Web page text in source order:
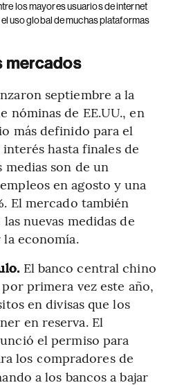
los mayores usuarios de internet
uso global de muchas plataformas
mercados
septiembre a la
nóminas de EE.UU., en
más definido para el
hasta finales de
medias son de un
en agosto y una
El mercado también
nuevas medidas de
economía.
El banco central chino
primera vez este año,
en divisas que los
en reserva. El
el permiso para
los compradores de
a los bancos a bajar